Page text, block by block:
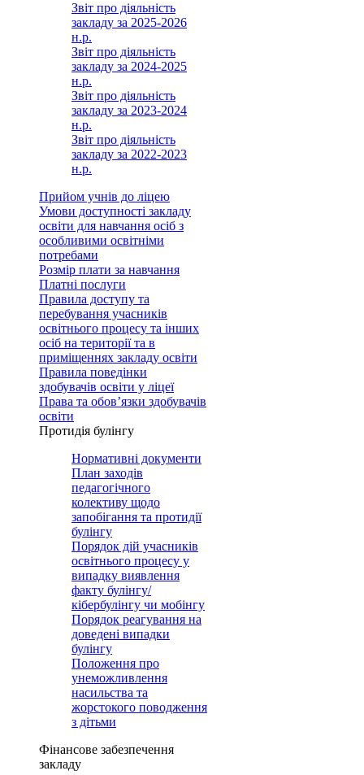
Звіт про діяльність
закладу за 2025-2026
н.р.
Звіт про діяльність
закладу за 2024-2025
н.р.
Звіт про діяльність
закладу за 2023-2024
н.р.
Звіт про діяльність
закладу за 2022-2023
н.р.
Прийом учнів до ліцею
Умови доступності закладу
освіти для навчання осіб з
особливими освітніми
потребами
Розмір плати за навчання
Платні послуги
Правила доступу та
перебування учасників
освітнього процесу та інших
осіб на території та в
приміщеннях закладу освіти
Правила поведінки
здобувачів освіти у ліцеї
Права та обов’язки здобувачів
освіти
Протидія булінгу
Нормативні документи
План заходів
педагогічного
колективу щодо
запобігання та протидії
булінгу
Порядок дій учасників
освітнього процесу у
випадку виявлення
факту булінгу/
кібербулінгу чи мобінгу
Порядок реагування на
доведені випадки
булінгу
Положення про
унеможливлення
насильства та
жорстокого поводження
з дітьми
Фінансове забезпечення
закладу